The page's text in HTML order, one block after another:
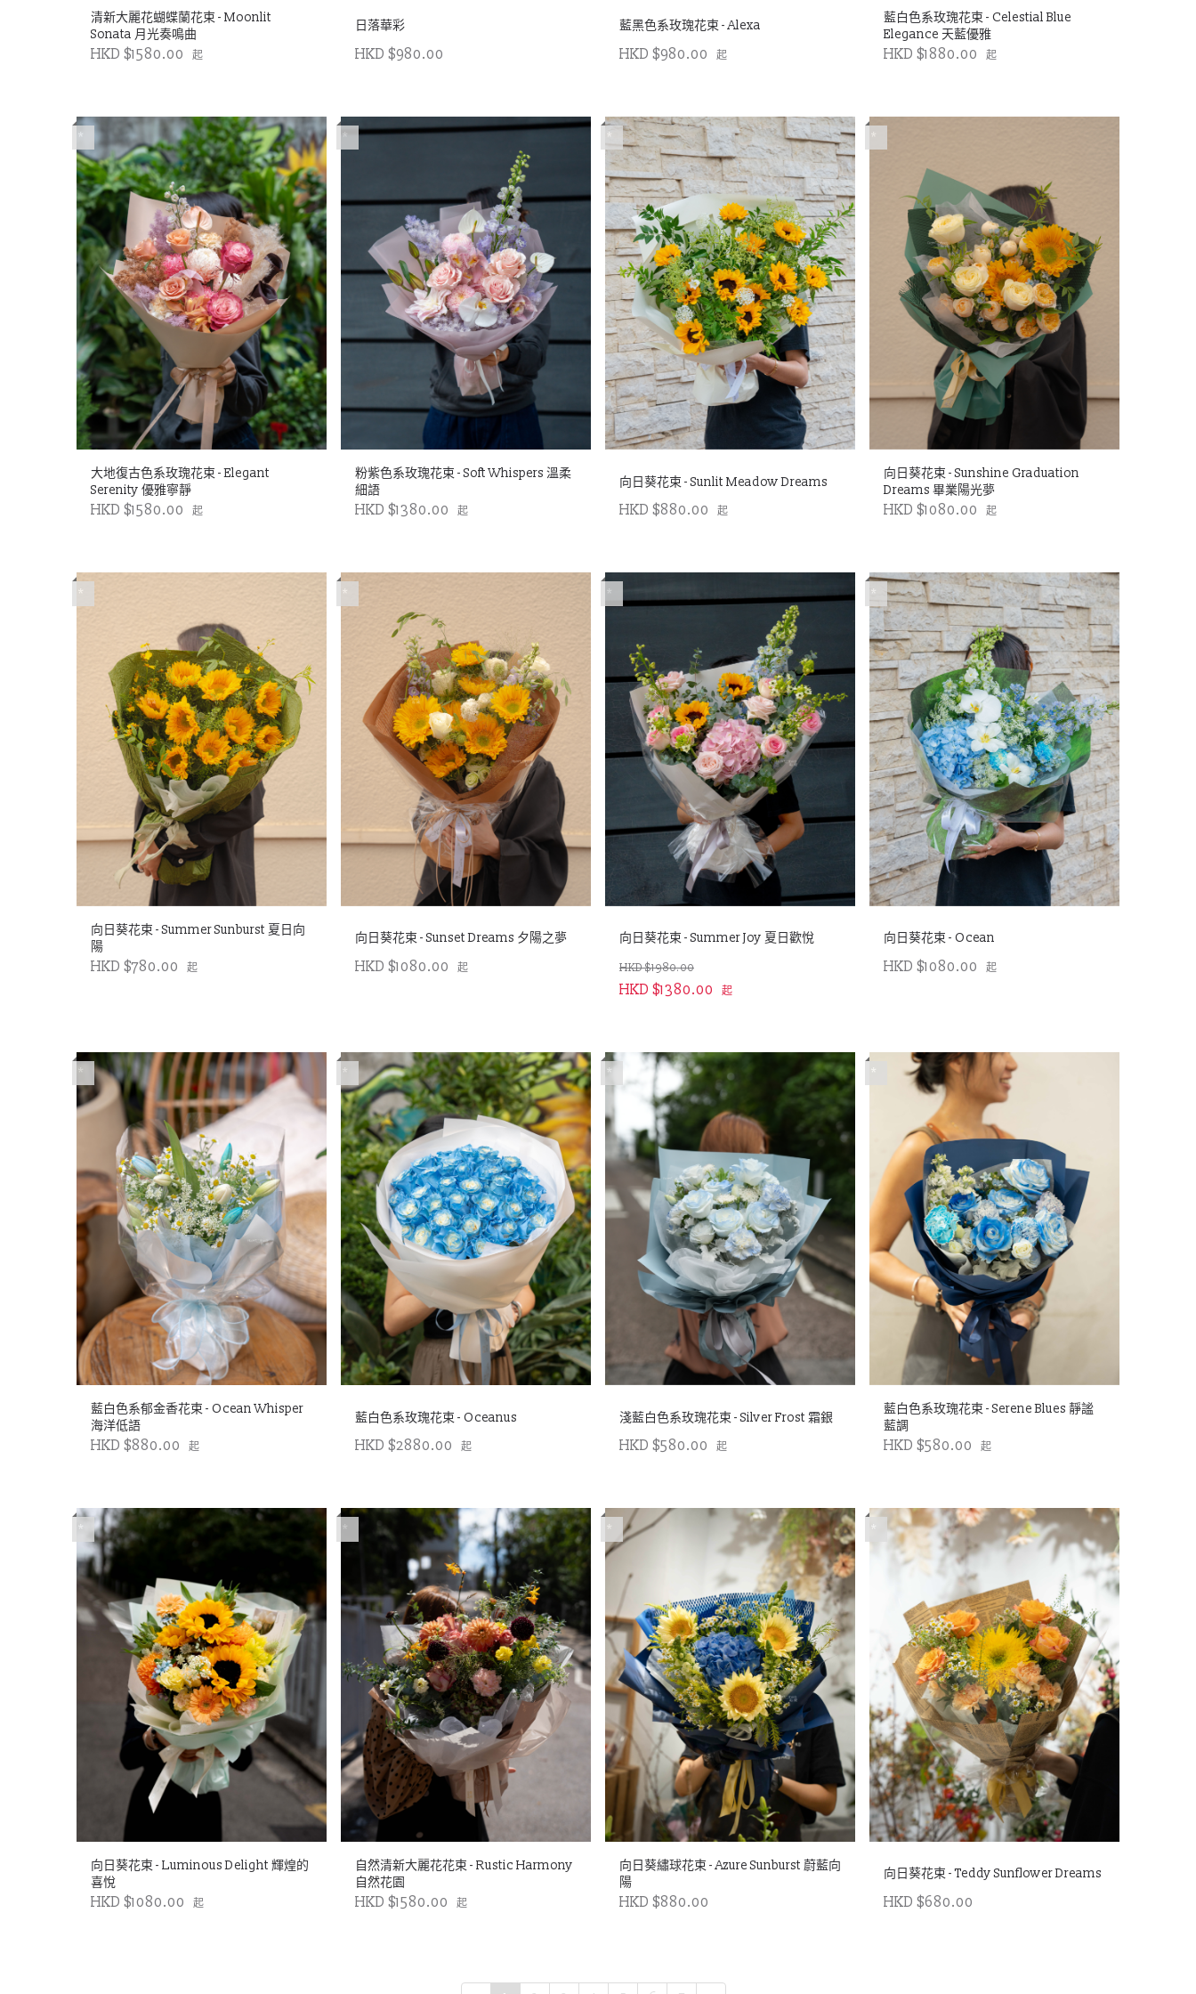
清新大麗花蝴蝶蘭花束 - Moonlit
Sonata 月光奏鳴曲
HKD $1580.00 起
日落華彩
HKD $980.00
藍黑色系玫瑰花束 - Alexa
HKD $980.00 起
藍白色系玫瑰花束 - Celestial Blue
Elegance 天藍優雅
HKD $1880.00 起
*
大地復古色系玫瑰花束 - Elegant
Serenity 優雅寧靜
HKD $1580.00 起
*
粉紫色系玫瑰花束 - Soft Whispers 溫柔
細語
HKD $1380.00 起
*
向日葵花束 - Sunlit Meadow Dreams
HKD $880.00 起
*
向日葵花束 - Sunshine Graduation
Dreams 畢業陽光夢
HKD $1080.00 起
*
向日葵花束 - Summer Sunburst 夏日向
陽
HKD $780.00 起
*
向日葵花束 - Sunset Dreams 夕陽之夢
HKD $1080.00 起
*
向日葵花束 - Summer Joy 夏日歡悅
HKD $1980.00
HKD $1380.00 起
*
向日葵花束 - Ocean
HKD $1080.00 起
*
藍白色系郁金香花束 - Ocean Whisper
海洋低語
HKD $880.00 起
*
藍白色系玫瑰花束 - Oceanus
HKD $2880.00 起
*
淺藍白色系玫瑰花束 - Silver Frost 霜銀
HKD $580.00 起
*
藍白色系玫瑰花束 - Serene Blues 靜謐
藍調
HKD $580.00 起
*
向日葵花束 - Luminous Delight 輝煌的
喜悅
HKD $1080.00 起
*
自然清新大麗花花束 - Rustic Harmony
自然花園
HKD $1580.00 起
*
向日葵繡球花束 - Azure Sunburst 蔚藍向
陽
HKD $880.00
*
向日葵花束 - Teddy Sunflower Dreams
HKD $680.00